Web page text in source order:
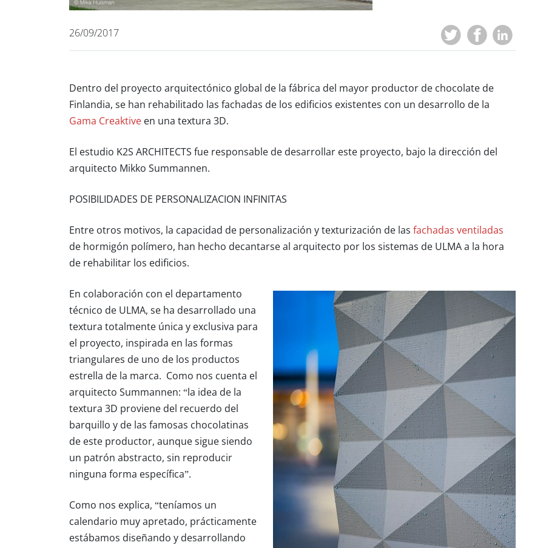
26/09/2017
Dentro del proyecto arquitectónico global de la fábrica del mayor productor de chocolate de
Finlandia, se han rehabilitado las fachadas de los edificios existentes con un desarrollo de la
Gama Creaktive en una textura 3D.
El estudio K2S ARCHITECTS fue responsable de desarrollar este proyecto, bajo la dirección del
arquitecto Mikko Summannen.
POSIBILIDADES DE PERSONALIZACION INFINITAS
Entre otros motivos, la capacidad de personalización y texturización de las fachadas ventiladas
de hormigón polímero, han hecho decantarse al arquitecto por los sistemas de ULMA a la hora
de rehabilitar los edificios.
En colaboración con el departamento
técnico de ULMA, se ha desarrollado una
textura totalmente única y exclusiva para
el proyecto, inspirada en las formas
triangulares de uno de los productos
estrella de la marca. Como nos cuenta el
arquitecto Summannen: “la idea de la
textura 3D proviene del recuerdo del
barquillo y de las famosas chocolatinas
de este productor, aunque sigue siendo
un patrón abstracto, sin reproducir
ninguna forma específica”.
Como nos explica, “teníamos un
calendario muy apretado, prácticamente
estábamos diseñando y desarrollando